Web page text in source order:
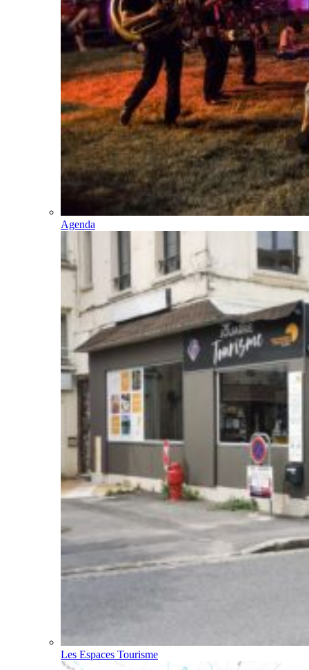
Agenda
Les Espaces Tourisme